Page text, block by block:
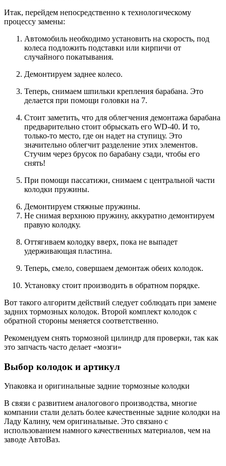
Итак, перейдем непосредственно к технологическому
процессу замены:
Автомобиль необходимо установить на скорость, под
колеса подложить подставки или кирпичи от
случайного покатывания.
Демонтируем заднее колесо.
Теперь, снимаем шпильки крепления барабана. Это
делается при помощи головки на 7.
Стоит заметить, что для облегчения демонтажа барабана
предварительно стоит обрыскать его WD-40. И то,
только-то место, где он надет на ступицу. Это
значительно облегчит разделение этих элементов.
Стучим через брусок по барабану сзади, чтобы его
снять!
При помощи пассатижи, снимаем с центральной части
колодки пружины.
Демонтируем стяжные пружины.
Не снимая верхнюю пружину, аккуратно демонтируем
правую колодку.
Оттягиваем колодку вверх, пока не выпадет
удерживающая пластина.
Теперь, смело, совершаем демонтаж обеих колодок.
Установку стоит производить в обратном порядке.
Вот такого алгоритм действий следует соблюдать при замене
задних тормозных колодок. Второй комплект колодок с
обратной стороны меняется соответственно.
Рекомендуем снять тормозной цилиндр для проверки, так как
это запчасть часто делает «мозги»
Выбор колодок и артикул
Упаковка и оригинальные задние тормозные колодки
В связи с развитием аналогового производства, многие
компании стали делать более качественные задние колодки на
Ладу Калину, чем оригинальные. Это связано с
использованием намного качественных материалов, чем на
заводе АвтоВаз.